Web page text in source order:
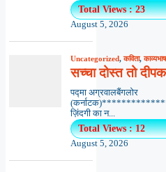
Total Views : 23
August 5, 2026
Uncategorized,कविता,
सच्चा दोस्त तो दीपक
पद्मा अग्रवालबैंगलोर
ज़िंदगी का न...
Total Views : 12
August 5, 2026